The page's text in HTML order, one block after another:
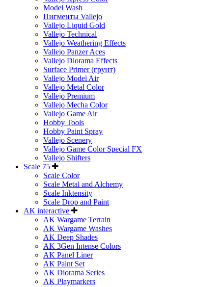
Model Wash
Пигменты Vallejo
Vallejo Liquid Gold
Vallejo Technical
Vallejo Weathering Effects
Vallejo Panzer Aces
Vallejo Diorama Effects
Surface Primer (грунт)
Vallejo Model Air
Vallejo Metal Color
Vallejo Premium
Vallejo Mecha Color
Vallejo Game Air
Hobby Tools
Hobby Paint Spray
Vallejo Scenery
Vallejo Game Color Special FX
Vallejo Shifters
Scale 75
Scale Color
Scale Metal and Alchemy
Scale Inktensity
Scale Drop and Paint
AK interactive
AK Wargame Terrain
AK Wargame Washes
AK Deep Shades
AK 3Gen Intense Colors
AK Panel Liner
AK Paint Set
AK Diorama Series
AK Playmarkers